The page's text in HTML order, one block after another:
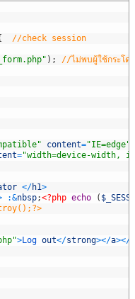
//check session
) ; //ไม่พบผู้ใช้กระโ
content="IE=edge"
="width=device-width,
</h1>
:&nbsp;<?php echo (
>Log out</strong></a></